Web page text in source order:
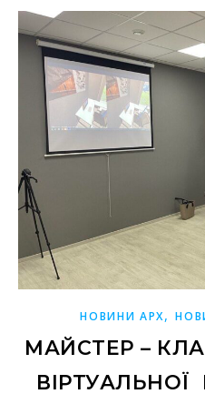
НОВИНИ АРХ,
МАЙСТЕР –
ВІРТУАЛЬНОЇ